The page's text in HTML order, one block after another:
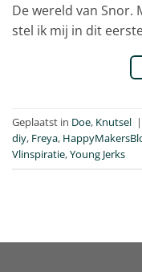
De wereld van Snor.
stel ik mij in dit
Geplaatst in Doe, Knutsel |
diy, Freya,
Vlinspiratie,Young Jerks